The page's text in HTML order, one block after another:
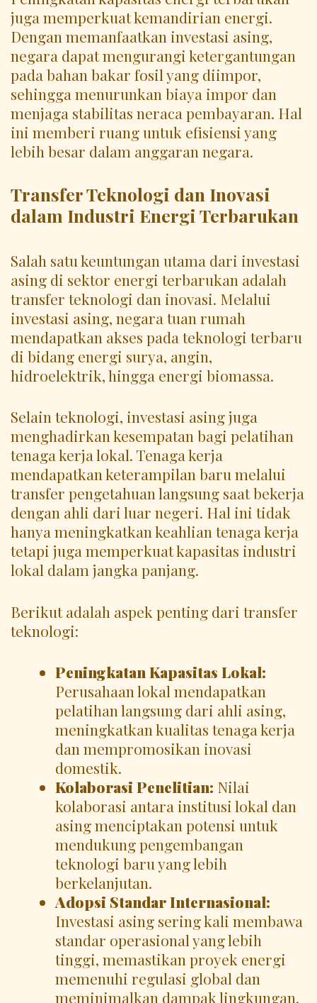
juga memperkuat kemandirian energi.
Dengan memanfaatkan investasi asing,
negara dapat mengurangi ketergantungan
pada bahan bakar fosil yang diimpor,
sehingga menurunkan biaya impor dan
menjaga stabilitas neraca pembayaran. Hal
ini memberi ruang untuk efisiensi yang
lebih besar dalam anggaran negara.
Transfer Teknologi dan Inovasi
dalam Industri Energi Terbarukan
Salah satu keuntungan utama dari investasi
asing di sektor energi terbarukan adalah
transfer teknologi dan inovasi. Melalui
investasi asing, negara tuan rumah
mendapatkan akses pada teknologi terbaru
di bidang energi surya, angin,
hidroelektrik, hingga energi biomassa.
Selain teknologi, investasi asing juga
menghadirkan kesempatan bagi pelatihan
tenaga kerja lokal. Tenaga kerja
mendapatkan keterampilan baru melalui
transfer pengetahuan langsung saat bekerja
dengan ahli dari luar negeri. Hal ini tidak
hanya meningkatkan keahlian tenaga kerja
tetapi juga memperkuat kapasitas industri
lokal dalam jangka panjang.
Berikut adalah aspek penting dari transfer
teknologi:
Peningkatan Kapasitas Lokal:
Perusahaan lokal mendapatkan
pelatihan langsung dari ahli asing,
meningkatkan kualitas tenaga kerja
dan mempromosikan inovasi
domestik.
Kolaborasi Penelitian: Nilai
kolaborasi antara institusi lokal dan
asing menciptakan potensi untuk
mendukung pengembangan
teknologi baru yang lebih
berkelanjutan.
Adopsi Standar Internasional:
Investasi asing sering kali membawa
standar operasional yang lebih
tinggi, memastikan proyek energi
memenuhi regulasi global dan
meminimalkan dampak lingkungan.